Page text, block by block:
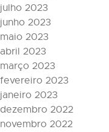
julho 2023
junho 2023
maio 2023
abril 2023
março 2023
fevereiro 2023
janeiro 2023
dezembro 2022
novembro 2022